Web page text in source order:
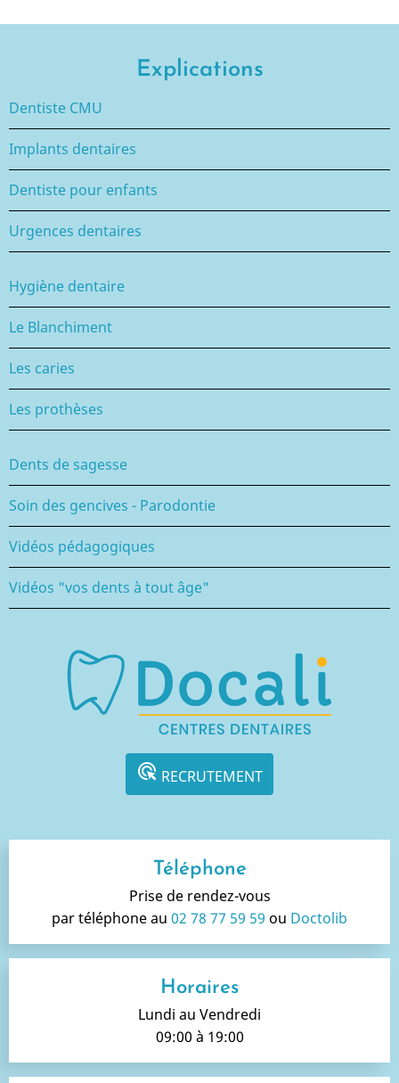
Explications
Dentiste CMU
Implants dentaires
Dentiste pour enfants
Urgences dentaires
Hygiène dentaire
Le Blanchiment
Les caries
Les prothèses
Dents de sagesse
Soin des gencives - Parodontie
Vidéos pédagogiques
Vidéos "vos dents à tout âge"
ads_click RECRUTEMENT
Téléphone
Prise de rendez-vous
par téléphone au 02 78 77 59 59 ou Doctolib
Horaires
Lundi au Vendredi
09:00 à 19:00